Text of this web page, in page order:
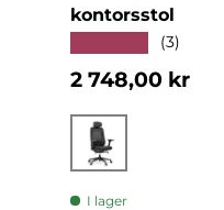
kontorsstol
(3)
Normalpris
2 748,00 kr
Svart
I lager